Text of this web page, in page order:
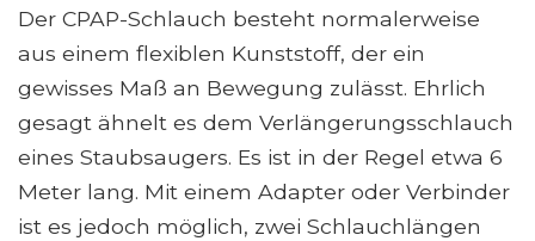
Der CPAP-Schlauch besteht normalerweise
aus einem flexiblen Kunststoff, der ein
gewisses Maß an Bewegung zulässt. Ehrlich
gesagt ähnelt es dem Verlängerungsschlauch
eines Staubsaugers. Es ist in der Regel etwa 6
Meter lang. Mit einem Adapter oder Verbinder
ist es jedoch möglich, zwei Schlauchlängen